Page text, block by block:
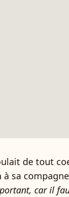
de tout
sa
car il